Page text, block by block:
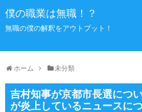
僕の職業は無職！？
無職の僕の解釈をアウトプット！
ホーム 未分類
吉村知事が京都市長選につ
が炎上しているニュースにつ